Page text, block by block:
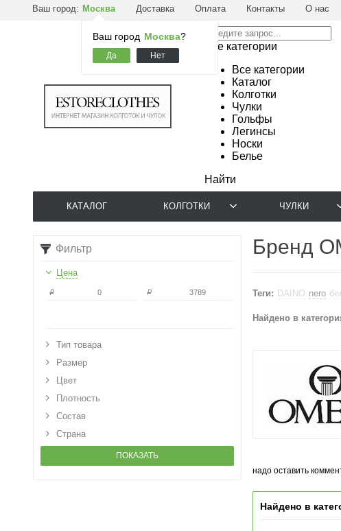
Ваш город: Москва
Ваш город Москва?
Доставка Оплата Контакты О нас
Все категории
Все категории
Каталог
Колготки
Чулки
Гольфы
Легинсы
Носки
Белье
Найти
КАТАЛОГ КОЛГОТКИ ЧУЛКИ
Фильтр
Цена
Р Р
Тип товара
Размер
Цвет
Плотность
Состав
Страна
ПОКАЗАТЬ
Бренд
Теги: DAINO nero
Найдено в
надо оставить
Найдено в